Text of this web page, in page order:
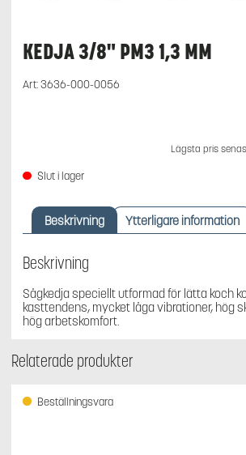
KEDJA 3/8" PM3 1,3 MM
Art:3636-000-0056
Lägsta pris
Slut i lager
Beskrivning Ytterligare information
Beskrivning
Sågkedja speciellt utformad för lätta koch
kasttendens, mycket låga vibrationer, hög
hög arbetskomfort.
Relaterade produkter
Beställningsvara